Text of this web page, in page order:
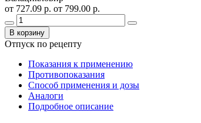
от 727.09 р. от 799.00 р.
В корзину
Отпуск по рецепту
Показания к применению
Противопоказания
Способ применения и дозы
Аналоги
Подробное описание